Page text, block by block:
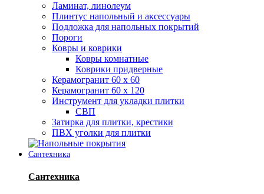
Ламинат, линолеум
Плинтус напольный и аксессуары
Подложка для напольных покрытий
Пороги
Ковры и коврики
Ковры комнатные
Коврики придверные
Керамогранит 60 х 60
Керамогранит 60 х 120
Инструмент для укладки плитки
СВП
Затирка для плитки, крестики
ПВХ уголки для плитки
Сантехника
Сантехника